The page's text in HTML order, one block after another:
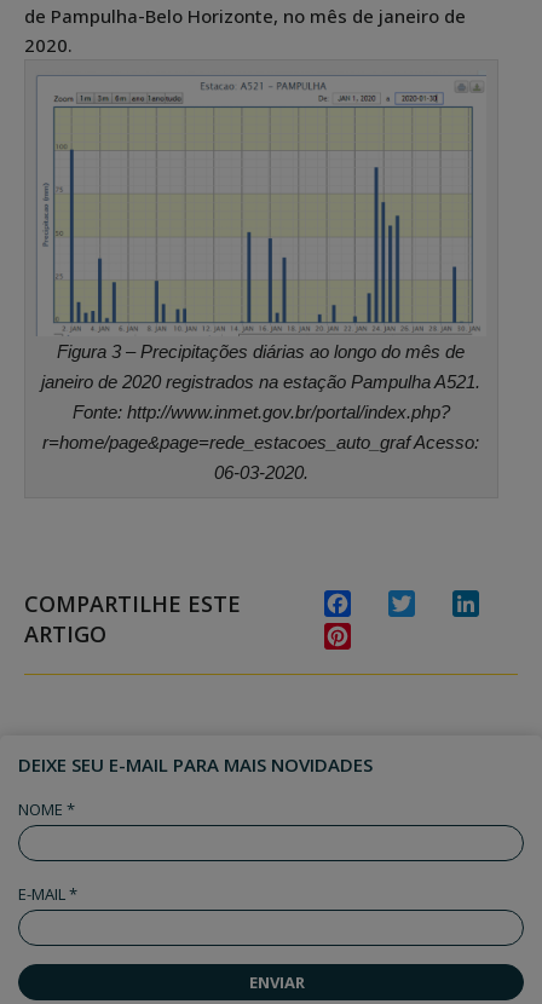
DEIXE SEU E-MAIL PARA MAIS NOVIDADES
NOME *
E-MAIL *
de Pampulha-Belo Horizonte, no mês de janeiro de
2020.
Figura 3 – Precipitações diárias ao longo do mês de
janeiro de 2020 registrados na estação Pampulha A521.
Fonte: http://www.inmet.gov.br/portal/index.php?
r=home/page&page=rede_estacoes_auto_graf Acesso:
06-03-2020.
COMPARTILHE ESTE
ARTIGO
FacebookTwitter